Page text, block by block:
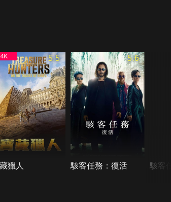
5.5
獵人
5.6
駭客任務：復活 駭客